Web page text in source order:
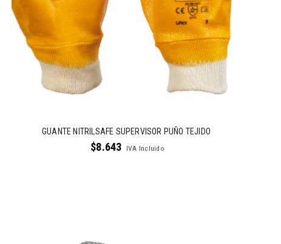
GUANTE NITRILSAFE SUPERVISOR PUÑO TEJIDO
$8.643 IVA Incluido